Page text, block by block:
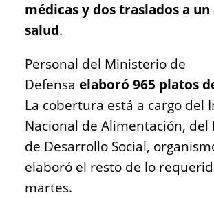
médicas y dos traslados a
salud.
Personal del Ministerio de
Defensa elaboró 965 platos
La cobertura está a cargo del
Nacional de Alimentación,
de Desarrollo Social,
elaboró el resto de lo
martes.